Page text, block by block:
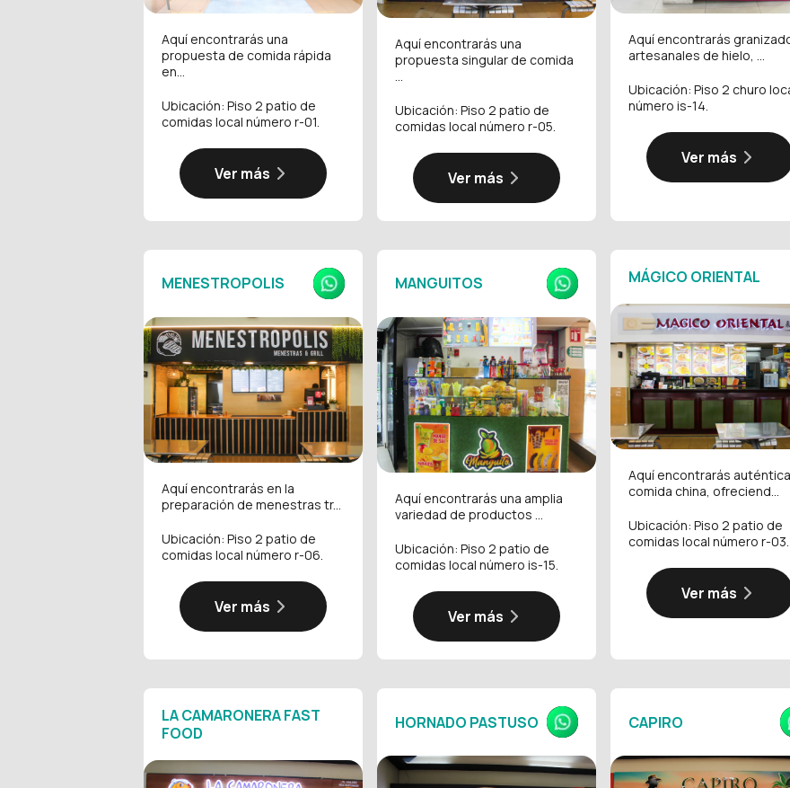
Aquí encontrarás una
propuesta de comida rápida
en...
Ubicación: Piso 2 patio de
comidas local número r-01.
Ver más
Aquí encontrarás una
propuesta singular de comida
Ubicación: Piso 2 patio de
comidas local número r-05.
Ver más
Aquí encontrarás
artesanales de hielo, ...
Ubicación: Piso 2 churo
número is-14.
Ver más
MENESTROPOLIS
Aquí encontrarás en la
preparación de menestras tr...
Ubicación: Piso 2 patio de
comidas local número r-06.
Ver más
MANGUITOS
Aquí encontrarás una amplia
variedad de productos ...
Ubicación: Piso 2 patio de
comidas local número is-15.
Ver más
MÁGICO ORIENTAL
Aquí encontrarás auténtica
comida china, ofreciend...
Ubicación: Piso 2 patio de
comidas local número r-03.
Ver más
LA CAMARONERA FAST
FOOD
HORNADO PASTUSO CAPIRO